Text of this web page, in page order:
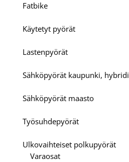
Fatbike
Käytetyt pyörät
Lastenpyörät
Sähköpyörät kaupunki, hybridi
Sähköpyörät maasto
Työsuhdepyörät
Ulkovaihteiset polkupyörät
Varaosat